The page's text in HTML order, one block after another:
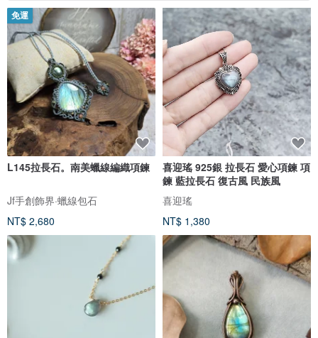
免運
L145拉長石。南美蠟線編織項鍊
Jf手創飾界·蠟線包石
NT$ 2,680
喜迎瑤 925銀 拉長石 愛心項鍊 項
鍊 藍拉長石 復古風 民族風
喜迎瑤
NT$ 1,380